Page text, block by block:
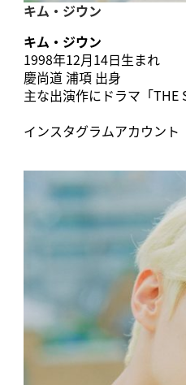
キム・ジウン
キム・ジウン
1998年12月14日生まれ
慶尚道 浦項 出身
主な出演作にドラマ「THE
インスタグラムアカウント